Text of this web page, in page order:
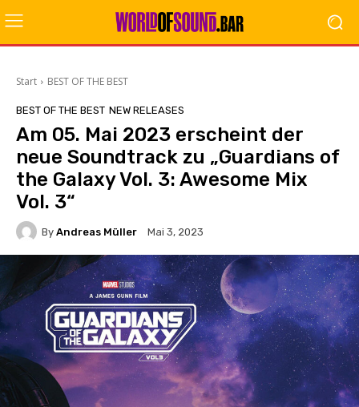
Start BEST OF THE BEST
BEST OF THE BEST NEW RELEASES
Am 05. Mai 2023 erscheint der
neue Soundtrack zu „Guardians of
the Galaxy Vol. 3: Awesome Mix
Vol. 3“
By Andreas Müller Mai 3, 2023